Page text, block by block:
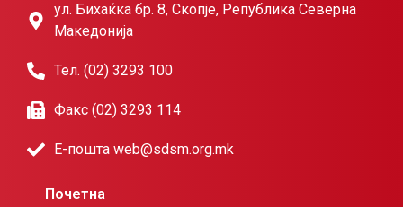
ул. Бихаќка бр. 8, Скопје, Република Северна
Македонија
Тел. (02) 3293 100
Факс (02) 3293 114
Е-пошта web@sdsm.org.mk
Почетна